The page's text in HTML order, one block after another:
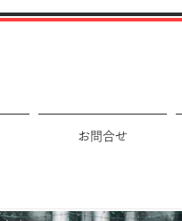
お問合せ